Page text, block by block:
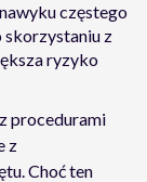
częstego
skorzystaniu z
ryzyko
procedurami
z
Choć ten